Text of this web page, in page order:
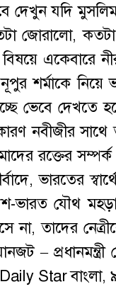
দেখুন যদি
জোরালো, কতটা
একেবারে
শর্মাকে নিয়ে
ভেবে দেখতে
নবীজীর
রক্তের সম্পর্ক
ভারতের
ভারত যৌথ মহড়া
তাদের
–
Daily Star